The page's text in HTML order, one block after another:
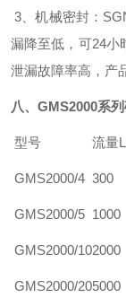
3、机械密封：
漏降至低，可24小
泄漏故障率高，产
八、GMS2000系
型号 流量
GMS2000/4 300
GMS2000/5 1000
GMS2000/102000
GMS2000/205000